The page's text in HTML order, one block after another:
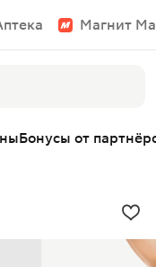
Магнит
Бонусы от